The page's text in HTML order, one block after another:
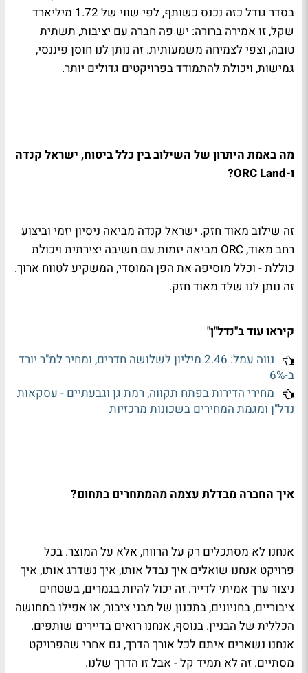
בסדר גודל כזה נכנס כשותף, לפי שווי של 1.72 מיליארד
שקל, זו אמירה ברורה: יש פה חברה עם יציבות, תשתית
טובה, וצפי לצמיחה משמעותית. זה נותן לנו חוסן פיננסי,
גמישות, ויכולת להתמודד בפרויקטים גדולים יותר.
מה באמת היתרון של השילוב בין כלל ביטוח, ישראל קנדה
ו-ORC Land?
זה שילוב מאוד חזק. ישראל קנדה מביאה ניסיון יזמי וביצוע
רחב מאוד, ORC מביאה יזמות עם חשיבה יצירתית ויכולת
כוללת - וכלל מוסיפה את הפן המוסדי, המשקיע לטווח ארוך.
זה נותן לנו שלד מאוד חזק.
קיראו עוד ב"נדל"ן"
נווה עמל: 2.46 מיליון לשלושה חדרים, ומחיר למ"ר יורד
ב-6%
מחירי הדירות בפתח תקווה, רמת גן וגבעתיים - עסקאות
נדל"ן ומגמת המחירים בשכונות מרכזיות
איך החברה מבדלת עצמה מהמתחרים בתחום?
אנחנו לא מסתכלים רק על הרווח, אלא על המוצר. בכל
פרויקט אנחנו שואלים איך נבדל אותו, איך נשדרג אותו, איך
ניצור ערך אמיתי לדייר. זה יכול להיות בגמרים, בשטחים
ציבוריים, בחניונים, בתכנון של מבני ציבור, או אפילו בתחושה
הכללית של הבניין. בנוסף, אנחנו רואים בדיירים שותפים.
אנחנו נשארים איתם לכל אורך הדרך, גם אחרי שהפרויקט
מסתיים. זה לא תמיד קל - אבל זו הדרך שלנו.